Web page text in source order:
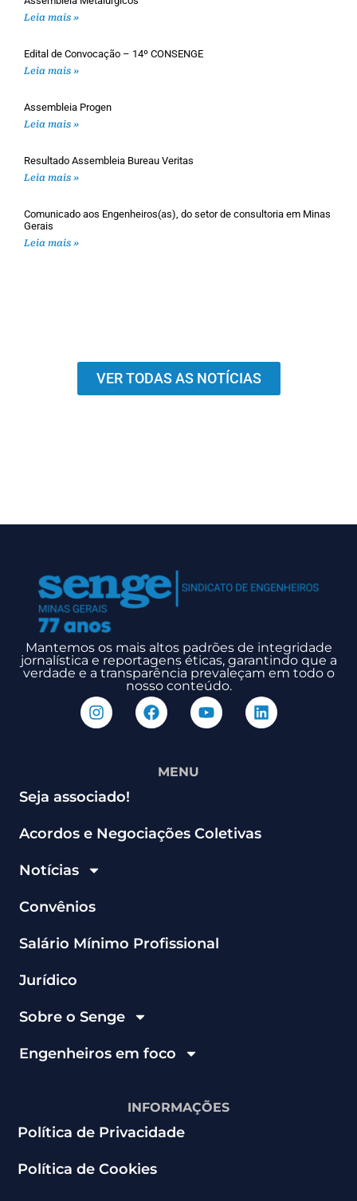
Leia mais »
Edital de Convocação – 14º CONSENGE
Leia mais »
Assembleia Progen
Leia mais »
Resultado Assembleia Bureau Veritas
Leia mais »
Comunicado aos Engenheiros(as), do setor de consultoria em Minas
Gerais
Leia mais »
VER TODAS AS NOTÍCIAS
Mantemos os mais altos padrões de integridade
jornalística e reportagens éticas, garantindo que a
verdade e a transparência prevaleçam em todo o
nosso conteúdo.
MENU
Seja associado!
Acordos e Negociações Coletivas
Notícias
Convênios
Salário Mínimo Profissional
Jurídico
Sobre o Senge
Engenheiros em foco
INFORMAÇÕES
Política de Privacidade
Política de Cookies